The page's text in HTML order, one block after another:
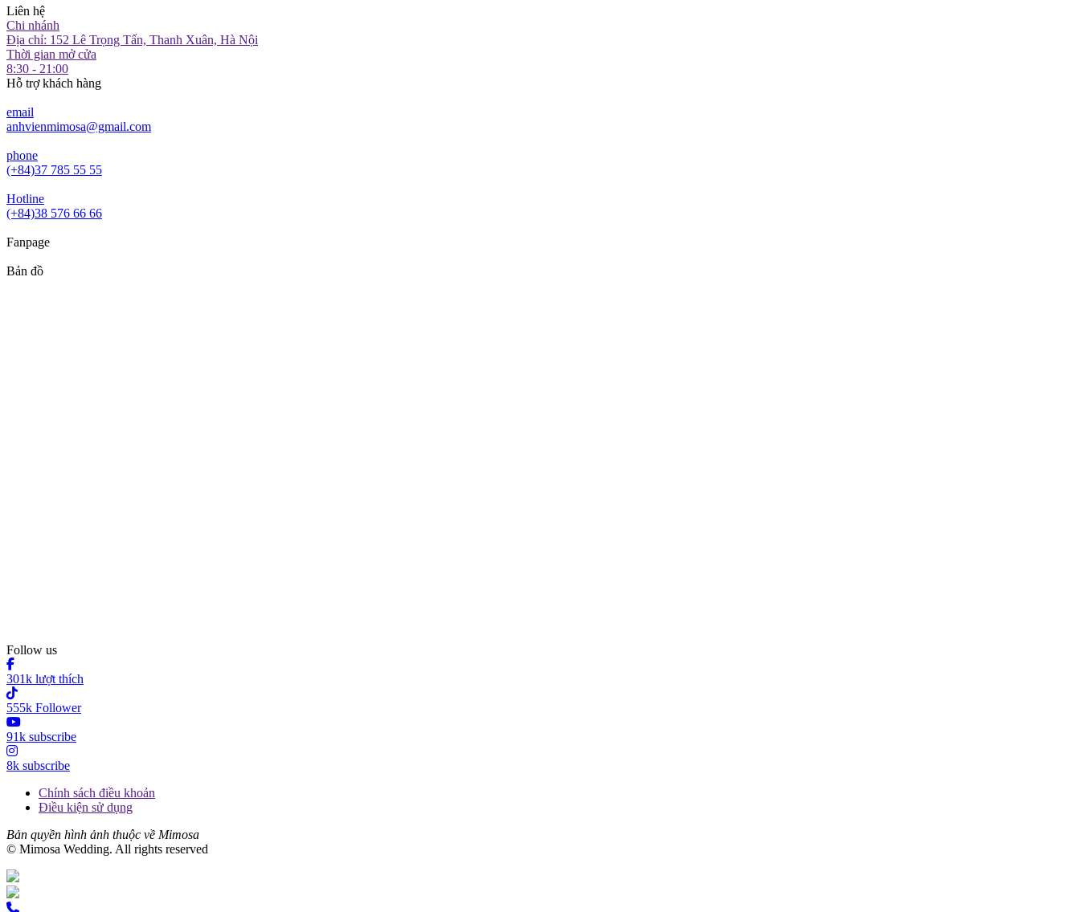
Liên hệ
Chi nhánh
Địa chỉ: 152 Lê Trọng Tấn, Thanh Xuân, Hà Nội
Thời gian mở cửa
8:30 - 21:00
Hỗ trợ khách hàng
email
anhvienmimosa@gmail.com
phone
(+84)37 785 55 55
Hotline
(+84)38 576 66 66
Fanpage
Bản đồ
Follow us
301k lượt thích
555k Follower
91k subscribe
8k subscribe
Chính sách điều khoản
Điều kiện sử dụng
Bản quyền hình ảnh thuộc về Mimosa
© Mimosa Wedding. All rights reserved